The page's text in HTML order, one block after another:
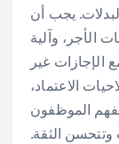
يجب أن
الأجر، وآلية
الإجازات غير
الاعتماد،
الموظفون
وتتحسن الثقة.